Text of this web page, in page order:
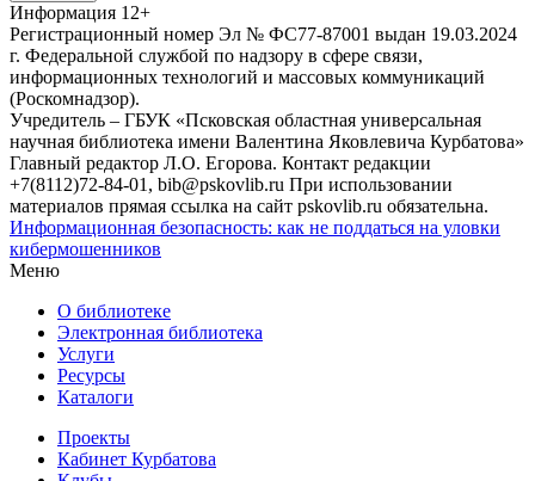
Информация 12+
Регистрационный номер Эл № ФС77-87001 выдан 19.03.2024
г. Федеральной службой по надзору в сфере связи,
информационных технологий и массовых коммуникаций
(Роскомнадзор).
Учредитель – ГБУК «Псковская областная универсальная
научная библиотека имени Валентина Яковлевича Курбатова»
Главный редактор Л.О. Егорова. Контакт редакции
+7(8112)72-84-01, bib@pskovlib.ru При использовании
материалов прямая ссылка на сайт pskovlib.ru обязательна.
Информационная безопасность: как не поддаться на уловки
кибермошенников
Меню
О библиотеке
Электронная библиотека
Услуги
Ресурсы
Каталоги
Проекты
Кабинет Курбатова